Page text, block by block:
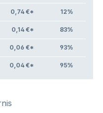
0,74 €* 12%
0,14 €* 83%
0,06 €* 93%
0,04 €* 95%